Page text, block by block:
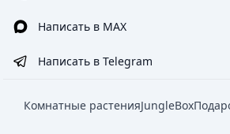
Написать в MAX
Написать в Telegram
Комнатные растенияJungleBox